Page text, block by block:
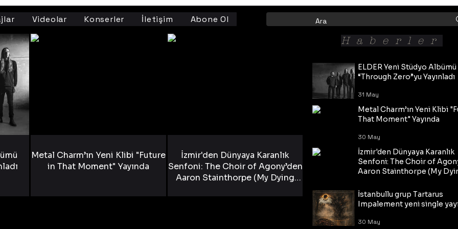
Videolar Konserler İletişim Abone Ol
Metal Charm’ın Yeni Klibi "Future
in That Moment" Yayında
İzmir'den Dünyaya Karanlık
Senfoni: The Choir of Agony’den
Aaron Stainthorpe (My Dying
ELDER Yeni Stüdyo Albümü
“Through Zero”yu Yayınladı
31 May
Metal Charm’ın Yeni Klibi
That Moment" Yayında
30 May
İzmir'den Dünyaya Karanlık
Senfoni: The Choir of
Aaron Stainthorpe (My
Tekli!
30 May
İstanbullu grup Tartarus
Impalement yeni single
30 May
Haberler